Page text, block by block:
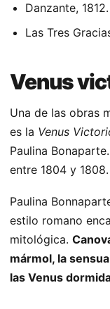
Danzante, 1812.
Las Tres
Venus
Una de las obras
es la Venus
Paulina
entre 1804 y 1808.
Paulina
estilo romano
mitológica.
mármol, la
las Venus